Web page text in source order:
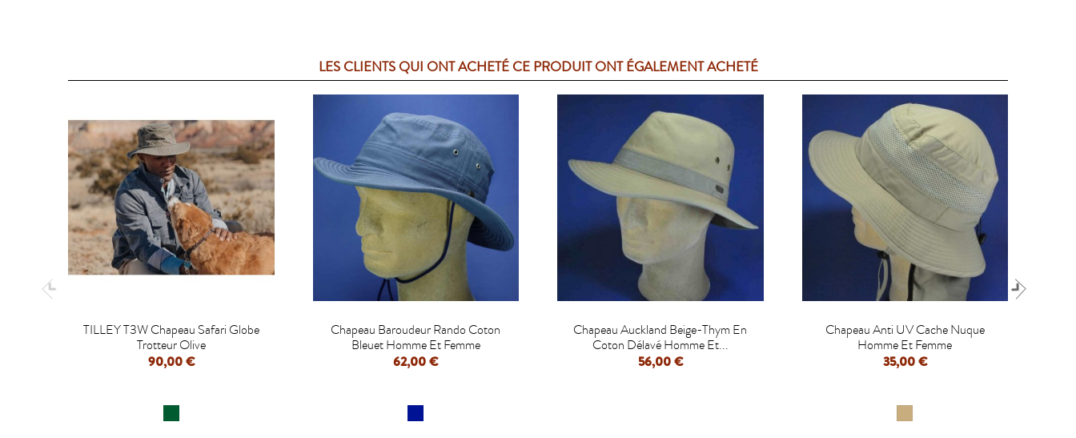
LES CLIENTS QUI ONT ACHETÉ CE PRODUIT ONT ÉGALEMENT ACHETÉ

TILLEY T3W Chapeau Safari Globe
Trotteur Olive
90,00 €
APERÇU RAPIDE
Chapeau Baroudeur Rando Coton
Bleuet Homme Et Femme
62,00 €
APERÇU RAPIDE
Chapeau Auckland Beige-Thym En
Coton Délavé Homme Et...
56,00 €
APERÇU RAPIDE
Chapeau Anti UV Cache Nuque
Homme Et Femme
35,00 €
APERÇU RAPIDE